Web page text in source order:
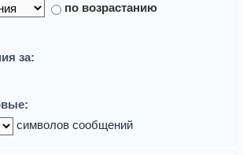
по возрастанию
за:
символов сообщений